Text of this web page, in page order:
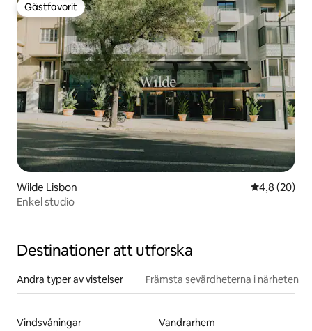
Gästfavorit
Gästfavorit
Wilde Lisbon 4,8 av 5 i
4,8 (20)
Enkel studio
Destinationer att utforska
Andra typer av vistelser Främsta sevärdheterna i närheten
Vindsvåningar
Vandrarhem